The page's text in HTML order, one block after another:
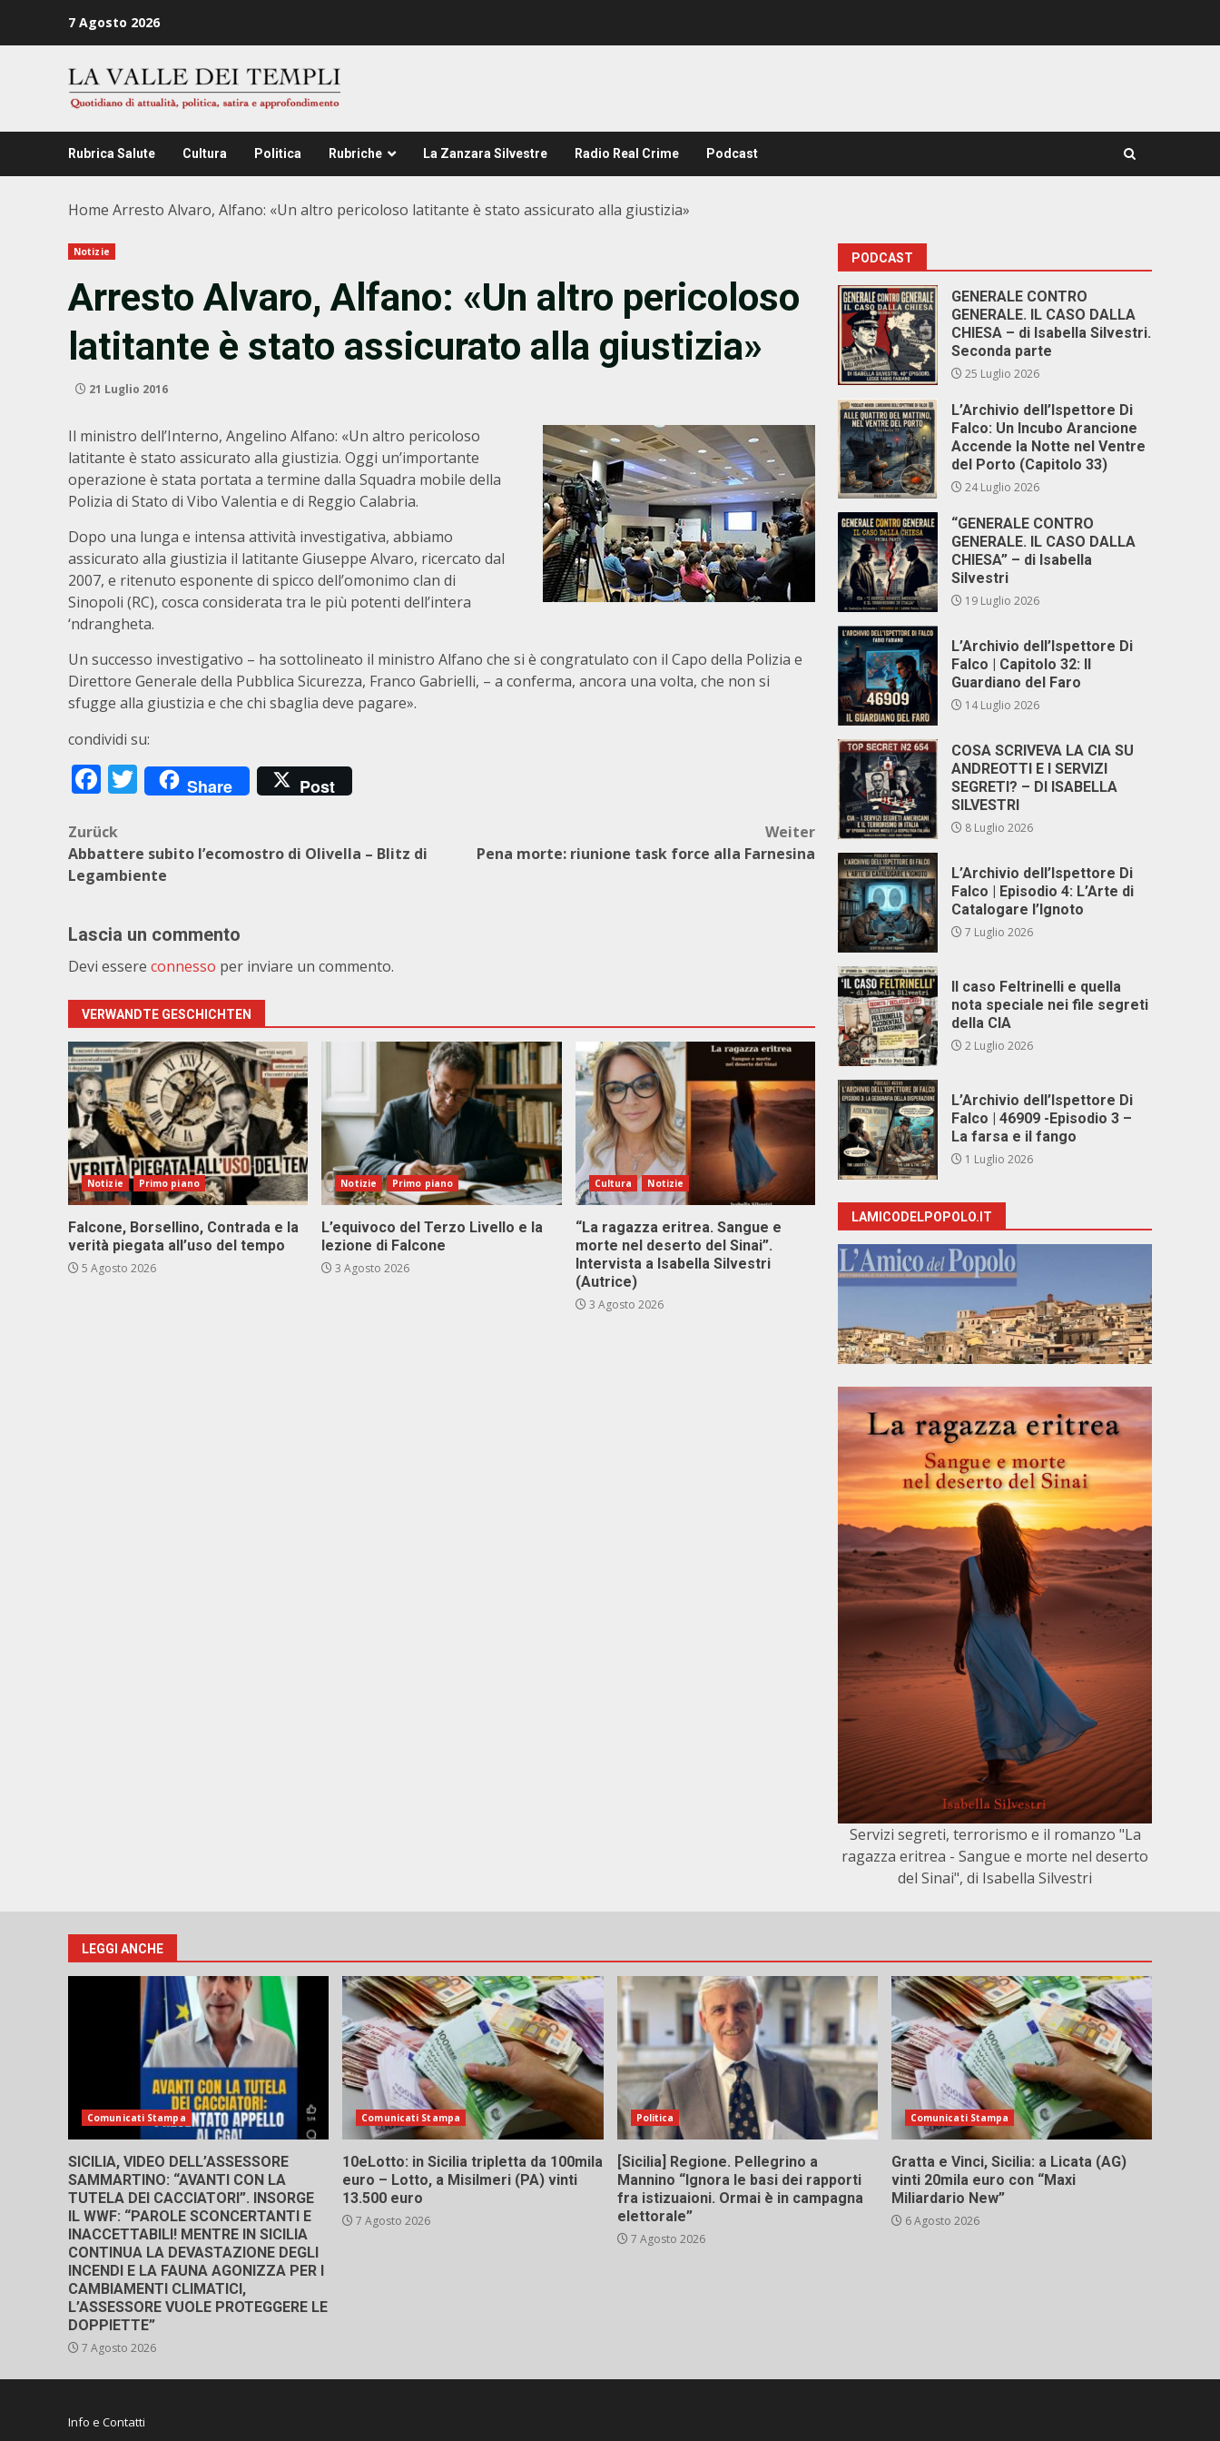
7 Agosto 2026
Rubrica Salute Cultura Politica Rubriche La Zanzara Silvestre Radio Real Crime Podcast
Home Arresto Alvaro, Alfano: «Un altro pericoloso latitante è stato assicurato alla giustizia»
Notizie
Arresto Alvaro, Alfano: «Un altro pericoloso
latitante è stato assicurato alla giustizia»
21 Luglio 2016
Il ministro dell’Interno, Angelino Alfano: «Un altro pericoloso
latitante è stato assicurato alla giustizia. Oggi un’importante
operazione è stata portata a termine dalla Squadra mobile della
Polizia di Stato di Vibo Valentia e di Reggio Calabria.
Dopo una lunga e intensa attività investigativa, abbiamo
assicurato alla giustizia il latitante Giuseppe Alvaro, ricercato dal
2007, e ritenuto esponente di spicco dell’omonimo clan di
Sinopoli (RC), cosca considerata tra le più potenti dell’intera
‘ndrangheta.
Un successo investigativo – ha sottolineato il ministro Alfano che si è congratulato con il Capo della Polizia e
Direttore Generale della Pubblica Sicurezza, Franco Gabrielli, – a conferma, ancora una volta, che non si
sfugge alla giustizia e che chi sbaglia deve pagare».
condividi su:
Facebook
Twitter
Share Post
Beitragsnavigation
Zurück
Abbattere subito l’ecomostro di Olivella – Blitz di
Legambiente
Weiter
Pena morte: riunione task force alla Farnesina
Lascia un commento
Devi essere connesso per inviare un commento.
VERWANDTE GESCHICHTEN
Notizie Primo piano
Falcone, Borsellino, Contrada e la
verità piegata all’uso del tempo
5 Agosto 2026
Notizie Primo piano
L’equivoco del Terzo Livello e la
lezione di Falcone
3 Agosto 2026
Cultura Notizie
“La ragazza eritrea. Sangue e
morte nel deserto del Sinai”.
Intervista a Isabella Silvestri
(Autrice)
3 Agosto 2026
PODCAST
GENERALE CONTRO
GENERALE. IL CASO DALLA
CHIESA – di Isabella Silvestri.
Seconda parte
25 Luglio 2026
L’Archivio dell’Ispettore Di
Falco: Un Incubo Arancione
Accende la Notte nel Ventre
del Porto (Capitolo 33)
24 Luglio 2026
“GENERALE CONTRO
GENERALE. IL CASO DALLA
CHIESA” – di Isabella
Silvestri
19 Luglio 2026
L’Archivio dell’Ispettore Di
Falco | Capitolo 32: Il
Guardiano del Faro
14 Luglio 2026
COSA SCRIVEVA LA CIA SU
ANDREOTTI E I SERVIZI
SEGRETI? – DI ISABELLA
SILVESTRI
8 Luglio 2026
L’Archivio dell’Ispettore Di
Falco | Episodio 4: L’Arte di
Catalogare l’Ignoto
7 Luglio 2026
Il caso Feltrinelli e quella
nota speciale nei file segreti
della CIA
2 Luglio 2026
L’Archivio dell’Ispettore Di
Falco | 46909 -Episodio 3 –
La farsa e il fango
1 Luglio 2026
LAMICODELPOPOLO.IT
Servizi segreti, terrorismo e il romanzo "La
ragazza eritrea - Sangue e morte nel deserto
del Sinai", di Isabella Silvestri
LEGGI ANCHE
Comunicati Stampa
SICILIA, VIDEO DELL’ASSESSORE
SAMMARTINO: “AVANTI CON LA
TUTELA DEI CACCIATORI”. INSORGE
IL WWF: “PAROLE SCONCERTANTI E
INACCETTABILI! MENTRE IN SICILIA
CONTINUA LA DEVASTAZIONE DEGLI
INCENDI E LA FAUNA AGONIZZA PER I
CAMBIAMENTI CLIMATICI,
L’ASSESSORE VUOLE PROTEGGERE LE
DOPPIETTE”
7 Agosto 2026
Comunicati Stampa
10eLotto: in Sicilia tripletta da 100mila
euro – Lotto, a Misilmeri (PA) vinti
13.500 euro
7 Agosto 2026
Politica
[Sicilia] Regione. Pellegrino a
Mannino “Ignora le basi dei rapporti
fra istizuaioni. Ormai è in campagna
elettorale”
7 Agosto 2026
Comunicati Stampa
Gratta e Vinci, Sicilia: a Licata (AG)
vinti 20mila euro con “Maxi
Miliardario New”
6 Agosto 2026
Info e Contatti